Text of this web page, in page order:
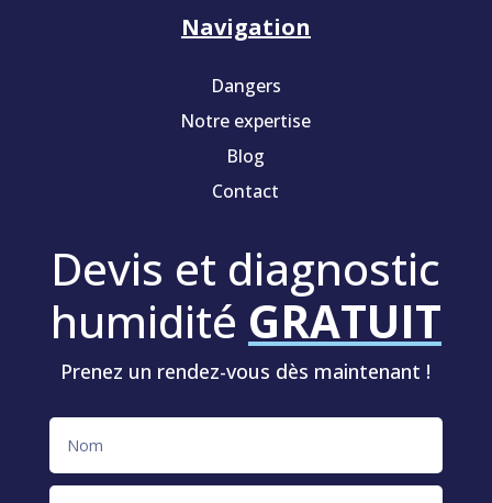
Navigation
Dangers
Notre expertise
Blog
Contact
Devis et diagnostic
humidité GRATUIT
Prenez un rendez-vous dès maintenant !